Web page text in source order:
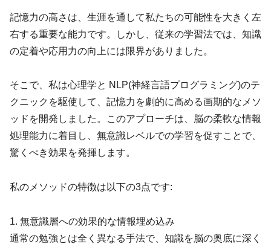
記憶力の高さは、生涯を通して私たちの可能性を大きく左
右する重要な能力です。しかし、従来の学習法では、知識
の定着や応用力の向上には限界がありました。
そこで、私は心理学と NLP(神経言語プログラミング)のテ
クニックを駆使して、記憶力を劇的に高める画期的なメソ
ッドを開発しました。このアプローチは、脳の柔軟な情報
処理能力に着目し、無意識レベルでの学習を促すことで、
驚くべき効果を発揮します。
私のメソッドの特徴は以下の3点です:
1. 無意識層への効果的な情報埋め込み
通常の勉強とは全く異なる手法で、知識を脳の奥底に深く